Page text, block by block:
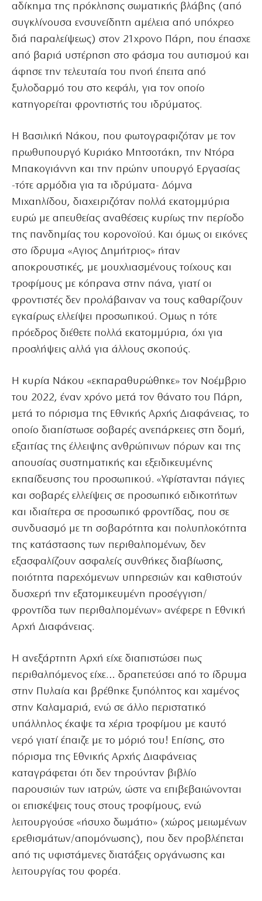
αδίκημα της πρόκλησης σωματικής βλάβης (από
συγκλίνουσα ενσυνείδητη αμέλεια από υπόχρεο
διά παραλείψεως) στον 21χρονο Πάρη, που έπασχε
από βαριά υστέρηση στο φάσμα του αυτισμού και
άφησε την τελευταία του πνοή έπειτα από
ξυλοδαρμό του στο κεφάλι, για τον οποίο
κατηγορείται φροντιστής του ιδρύματος.
Η Βασιλική Νάκου, που φωτογραφιζόταν με τον
πρωθυπουργό Κυριάκο Μητσοτάκη, την Ντόρα
Μπακογιάννη και την πρώην υπουργό Εργασίας
-τότε αρμόδια για τα ιδρύματα- Δόμνα
Μιχαηλίδου, διαχειριζόταν πολλά εκατομμύρια
ευρώ με απευθείας αναθέσεις κυρίως την περίοδο
της πανδημίας του κορονοϊού. Και όμως οι εικόνες
στο ίδρυμα «Αγιος Δημήτριος» ήταν
αποκρουστικές, με μουχλιασμένους τοίχους και
τροφίμους με κόπρανα στην πάνα, γιατί οι
φροντιστές δεν προλάβαιναν να τους καθαρίζουν
εγκαίρως ελλείψει προσωπικού. Ομως η τότε
πρόεδρος διέθετε πολλά εκατομμύρια, όχι για
προσλήψεις αλλά για άλλους σκοπούς.
Η κυρία Νάκου «εκπαραθυρώθηκε» τον Νοέμβριο
του 2022, έναν χρόνο μετά τον θάνατο του Πάρη,
μετά το πόρισμα της Εθνικής Αρχής Διαφάνειας, το
οποίο διαπίστωσε σοβαρές ανεπάρκειες στη δομή,
εξαιτίας της έλλειψης ανθρώπινων πόρων και της
απουσίας συστηματικής και εξειδικευμένης
εκπαίδευσης του προσωπικού. «Υφίστανται πάγιες
και σοβαρές ελλείψεις σε προσωπικό ειδικοτήτων
και ιδιαίτερα σε προσωπικό φροντίδας, που σε
συνδυασμό με τη σοβαρότητα και πολυπλοκότητα
της κατάστασης των περιθαλπομένων, δεν
εξασφαλίζουν ασφαλείς συνθήκες διαβίωσης,
ποιότητα παρεχόμενων υπηρεσιών και καθιστούν
δυσχερή την εξατομικευμένη προσέγγιση/
φροντίδα των περιθαλπομένων» ανέφερε η Εθνική
Αρχή Διαφάνειας.
Η ανεξάρτητη Αρχή είχε διαπιστώσει πως
περιθαλπόμενος είχε… δραπετεύσει από το ίδρυμα
στην Πυλαία και βρέθηκε ξυπόλητος και χαμένος
στην Καλαμαριά, ενώ σε άλλο περιστατικό
υπάλληλος έκαψε τα χέρια τροφίμου με καυτό
νερό γιατί έπαιζε με το μόριό του! Επίσης, στο
πόρισμα της Εθνικής Αρχής Διαφάνειας
καταγράφεται ότι δεν τηρούνταν βιβλίο
παρουσιών των ιατρών, ώστε να επιβεβαιώνονται
οι επισκέψεις τους στους τροφίμους, ενώ
λειτουργούσε «ήσυχο δωμάτιο» (χώρος μειωμένων
ερεθισμάτων/απομόνωσης), που δεν προβλέπεται
από τις υφιστάμενες διατάξεις οργάνωσης και
λειτουργίας του φορέα.